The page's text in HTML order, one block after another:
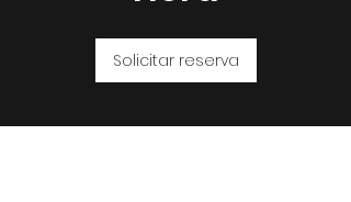
Solicitar reserva